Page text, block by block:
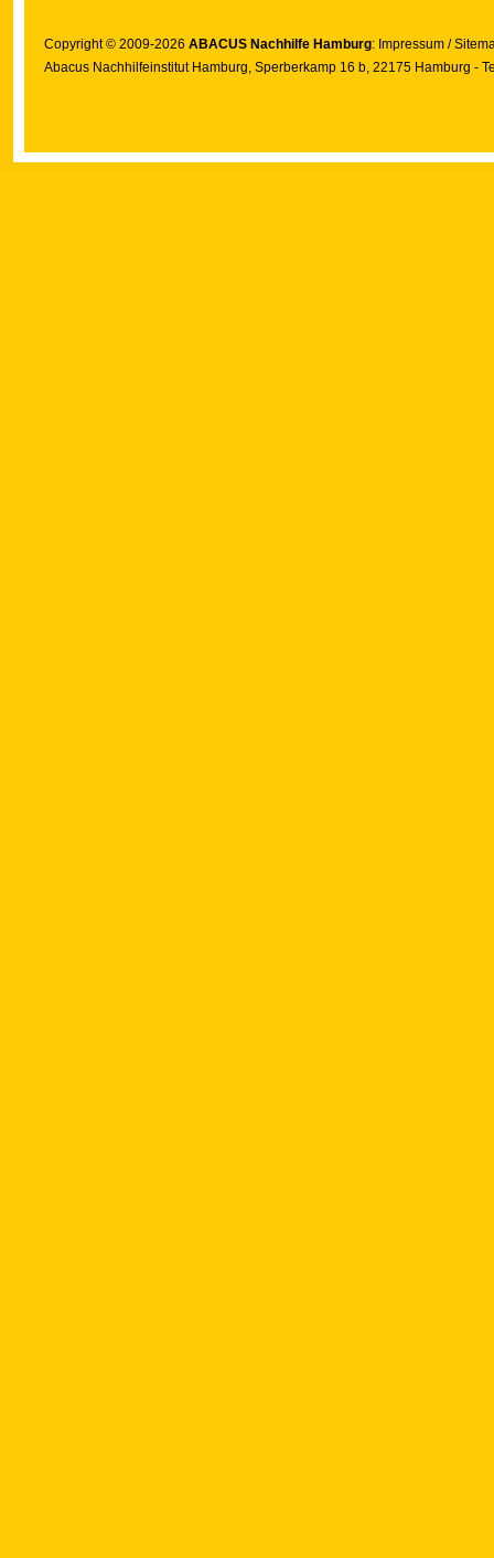
Copyright © 2009-2026 ABACUS Nachhilfe Hamburg: Impressum /
Abacus Nachhilfeinstitut Hamburg, Sperberkamp 16 b, 22175 Hamburg -